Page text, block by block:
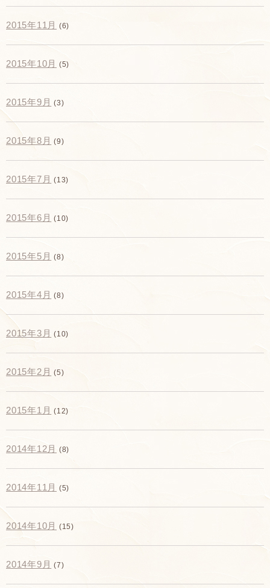
2015年11月 (6)
2015年10月 (5)
2015年9月 (3)
2015年8月 (9)
2015年7月 (13)
2015年6月 (10)
2015年5月 (8)
2015年4月 (8)
2015年3月 (10)
2015年2月 (5)
2015年1月 (12)
2014年12月 (8)
2014年11月 (5)
2014年10月 (15)
2014年9月 (7)